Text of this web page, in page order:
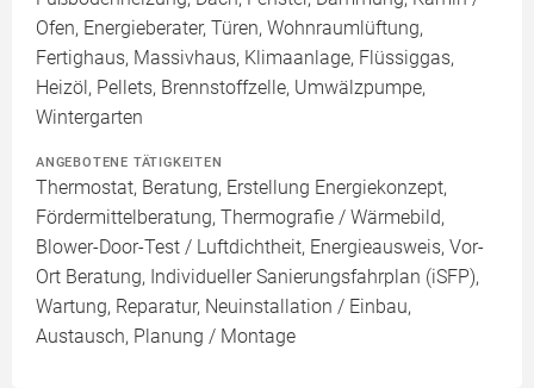
Ofen, Energieberater, Türen, Wohnraumlüftung,
Fertighaus, Massivhaus, Klimaanlage, Flüssiggas,
Heizöl, Pellets, Brennstoffzelle, Umwälzpumpe,
Wintergarten
ANGEBOTENE TÄTIGKEITEN
Thermostat, Beratung, Erstellung Energiekonzept,
Fördermittelberatung, Thermografie / Wärmebild,
Blower-Door-Test / Luftdichtheit, Energieausweis, Vor-
Ort Beratung, Individueller Sanierungsfahrplan (iSFP),
Wartung, Reparatur, Neuinstallation / Einbau,
Austausch, Planung / Montage